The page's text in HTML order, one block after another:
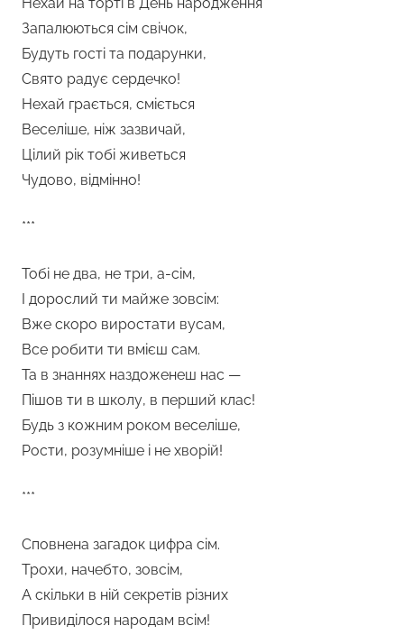
Запалюються сім свічок,
Будуть гості та подарунки,
Свято радує сердечко!
Нехай грається, сміється
Веселіше, ніж зазвичай,
Цілий рік тобі живеться
Чудово, відмінно!
***
Тобі не два, не три, а-сім,
І дорослий ти майже зовсім:
Вже скоро виростати вусам,
Все робити ти вмієш сам.
Та в знаннях наздоженеш нас —
Пішов ти в школу, в перший клас!
Будь з кожним роком веселіше,
Рости, розумніше і не хворій!
***
Сповнена загадок цифра сім.
Трохи, начебто, зовсім,
А скільки в ній секретів різних
Привиділося народам всім!